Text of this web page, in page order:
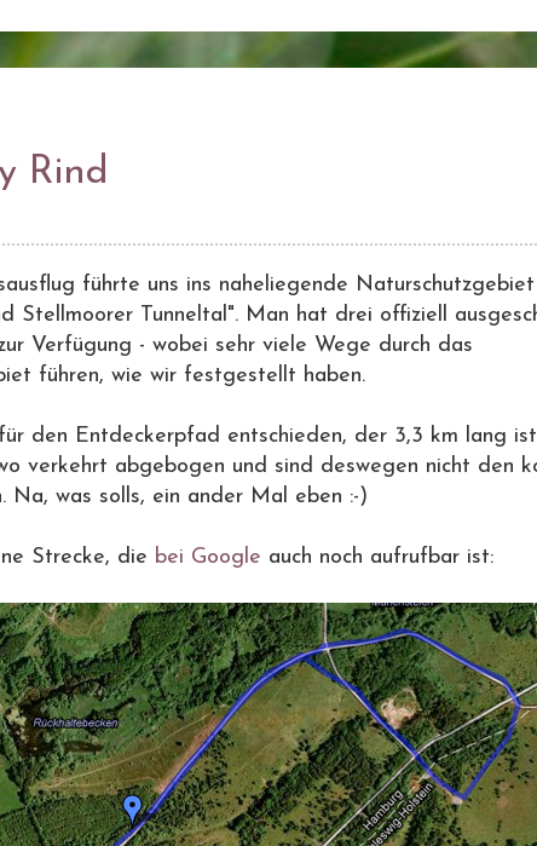
Rind
führte uns ins naheliegende Naturschutzgebiet
Stellmoorer Tunneltal". Man hat drei offiziell
Verfügung - wobei sehr viele Wege durch das
führen, wie wir festgestellt haben.
den Entdeckerpfad entschieden, der 3,3 km lang
verkehrt abgebogen und sind deswegen nicht den
Na, was solls, ein ander Mal eben :-)
Strecke, die bei Google auch noch aufrufbar ist: